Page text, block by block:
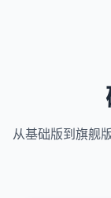
从基础版到旗舰